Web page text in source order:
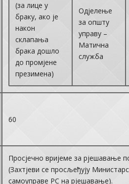
(за лице у
браку, ако је
након
склапања
брака дошло
до промјене
презимена)
Одјелење
за општу
управу –
Матична
служба
60
Просјечно вријеме за рјешавање
(Захтјеви се просљеђују
самоуправе РС на рјешавање).